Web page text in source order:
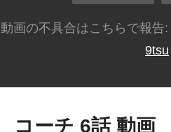
動画の不具合はこちらで報告:
9tsu
コーチ 6話 動画